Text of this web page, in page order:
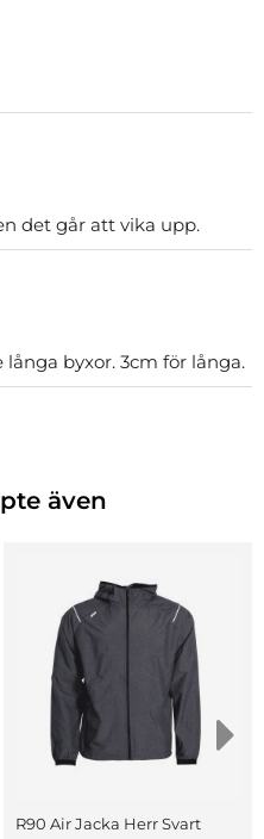
det går att vika upp.
byxor. 3cm för långa.
även
R90 Air Jacka Herr Svart